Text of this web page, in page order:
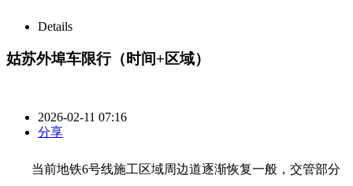
Details
姑苏外埠车限行（时间+区域）
2026-02-11 07:16
分享
当前地铁6号线施工区域周边道逐渐恢复一般，交管部分